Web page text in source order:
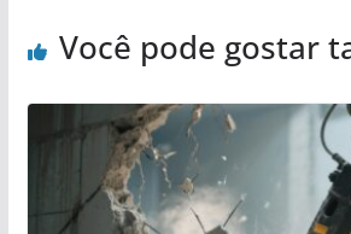
Você pode gostar